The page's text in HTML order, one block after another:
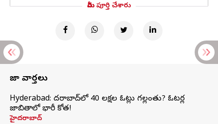
మీరు పూర్తి చేశారు
తాజా వార్తలు
Hyderabad: హైదరాబాద్‌లో 40 లక్షల ఓట్లు గల్లంతు? ఓటర్ల
జాబితాలో భారీ కోత!
హైదరాబాద్